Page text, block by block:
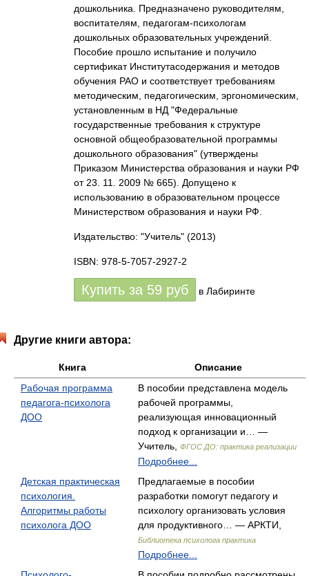
дошкольника. Предназначено руководителям,
воспитателям, педагогам-психологам
дошкольных образовательных учреждений.
Пособие прошло испытание и получило
сертификат Институтасодержания и методов
обучения РАО и соответствует требованиям
методическим, педагогическим, эргономическим,
установленным в НД "Федеральные
государственные требования к структуре
основной общеобразовательной программы
дошкольного образования" (утверждены
Приказом Министерства образования и науки РФ
от 23. 11. 2009 № 665). Допущено к
использованию в образовательном процессе
Министерством образования и науки РФ.
Издательство: "Учитель" (2013)
ISBN: 978-5-7057-2927-2
Купить за 59 руб в Лабиринте
Другие книги автора:
Книга
Описание
Рабочая программа
педагога-психолога
ДОО
В пособии представлена модель
рабочей программы,
реализующая инновационный
подход к организации и… —
Учитель,
ФГОС ДО: практика реализации
Подробнее...
Детская практическая
психология.
Алгоритмы работы
психолога ДОО
Предлагаемые в пособии
разработки помогут педагогу и
психологу организовать условия
для продуктивного… — АРКТИ,
Библиотека психолога практика
Подробнее...